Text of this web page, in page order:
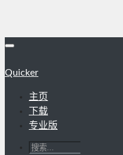
Quicker
主页
下载
专业版